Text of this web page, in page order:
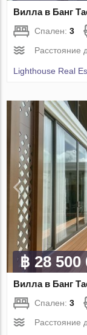
Вилла в Банг
Спален:3
Расстояние
Lighthouse Real
฿ 28 500
Вилла в Банг
Спален:3
Расстояние